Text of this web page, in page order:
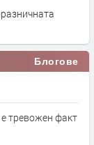
Блогове
тревожен факт